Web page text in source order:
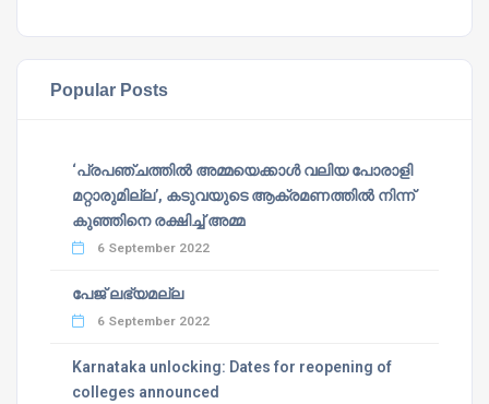
Popular Posts
‘പ്രപഞ്ചത്തില്‍ അമ്മയെക്കാള്‍ വലിയ പോരാളി
മറ്റാരുമില്ല’, കടുവയുടെ ആക്രമണത്തില്‍ നിന്ന്
കുഞ്ഞിനെ രക്ഷിച്ച് അമ്മ
6 September 2022
പേജ് ലഭ്യമല്ല
6 September 2022
Karnataka unlocking: Dates for reopening of
colleges announced